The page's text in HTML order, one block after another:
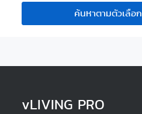
ค้นหาตามตัวเลือก
vLIVING PRO